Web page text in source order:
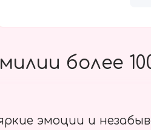
более
эмоции и